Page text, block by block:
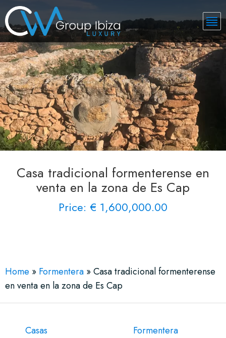
Casa tradicional formenterense en
venta en la zona de Es Cap
Price: € 1,600,000.00
Home » Formentera »Casa tradicional formenterense
en venta en la zona de Es Cap
Casas
Formentera